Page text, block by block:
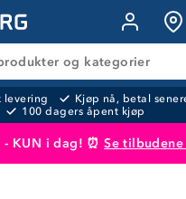
og kategorier
levering
Kjøp nå, betal
100 dagers åpent kjøp
- KUN i dag! ⏰Se tilbudene
er lagt i handlekurven